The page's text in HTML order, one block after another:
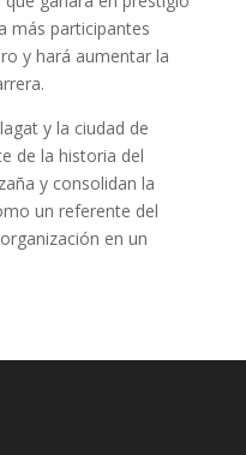
más participantes
y hará aumentar la
y la ciudad de
de la historia del
y consolidan la
un referente del
en un